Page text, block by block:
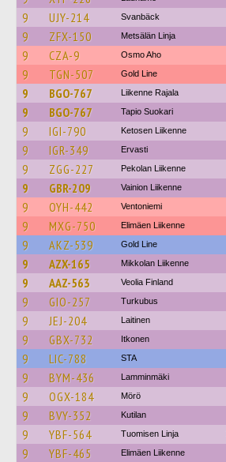
9 UJY-214 Svanbäck
9 ZFX-150 Metsälän Linja
9 CZA-9 Osmo Aho
9 TGN-507 Gold Line
9 BGO-767 Liikenne Rajala
9 BGO-767 Tapio Suokari
9 IGI-790 Ketosen Liikenne
9 IGR-349 Ervasti
9 ZGG-227 Pekolan Liikenne
9 GBR-209 Vainion Liikenne
9 OYH-442 Ventoniemi
9 MXG-750 Elimäen Liikenne
9 AKZ-539 Gold Line
9 AZX-165 Mikkolan Liikenne
9 AAZ-563 Veolia Finland
9 GIO-257 Turkubus
9 JEJ-204 Laitinen
9 GBX-732 Itkonen
9 LIC-788 STA
9 BYM-436 Lamminmäki
9 OGX-184 Mörö
9 BVY-352 Kutilan
9 YBF-564 Tuomisen Linja
9 YBF-465 Elimäen Liikenne